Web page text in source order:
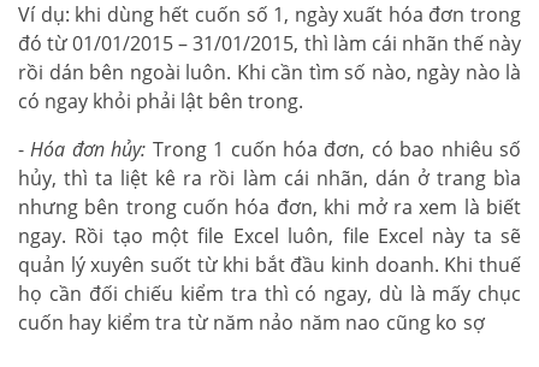
Ví dụ: khi dùng hết cuốn số 1, ngày xuất hóa đơn trong
đó từ 01/01/2015 – 31/01/2015, thì làm cái nhãn thế này
rồi dán bên ngoài luôn. Khi cần tìm số nào, ngày nào là
có ngay khỏi phải lật bên trong.
-Hóa đơn hủy: Trong 1 cuốn hóa đơn, có bao nhiêu số
hủy, thì ta liệt kê ra rồi làm cái nhãn, dán ở trang bìa
nhưng bên trong cuốn hóa đơn, khi mở ra xem là biết
ngay. Rồi tạo một file Excel luôn, file Excel này ta sẽ
quản lý xuyên suốt từ khi bắt đầu kinh doanh. Khi thuế
họ cần đối chiếu kiểm tra thì có ngay, dù là mấy chục
cuốn hay kiểm tra từ năm nảo năm nao cũng ko sợ